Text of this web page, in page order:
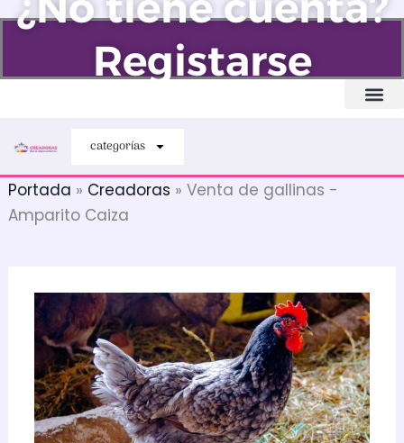
Registarse
categorías
Portada » Creadoras »Venta de gallinas -
Amparito Caiza